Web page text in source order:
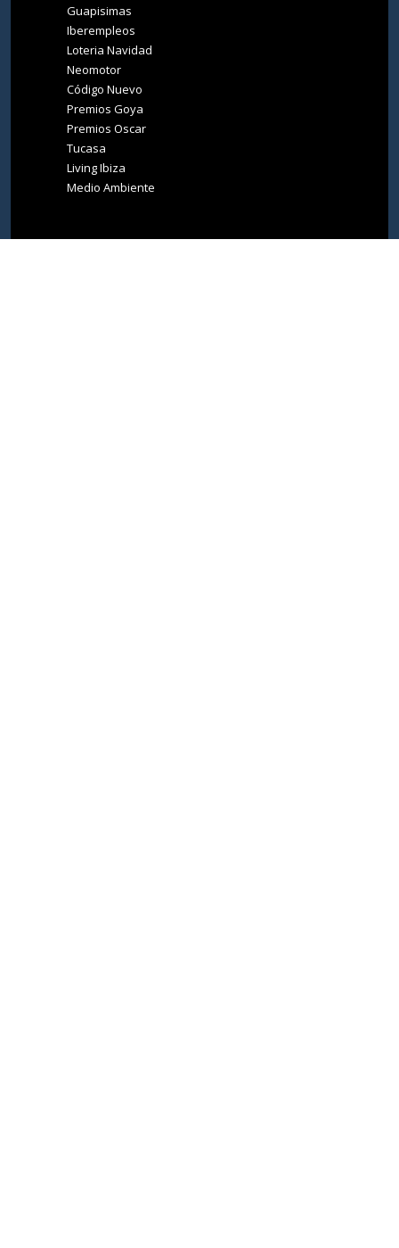
Guapisimas
Iberempleos
Loteria Navidad
Neomotor
Código Nuevo
Premios Goya
Premios Oscar
Tucasa
Living Ibiza
Medio Ambiente